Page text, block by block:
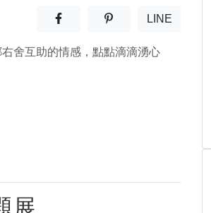
分享至facebook(另開新視窗)
分享至噗浪(另開新視
LINE
(另開新視
舍互助的情感，點點滴滴湧心
展